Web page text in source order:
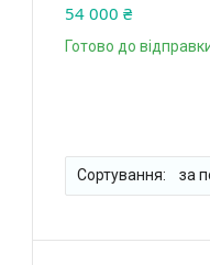
54 000 ₴
Готово до